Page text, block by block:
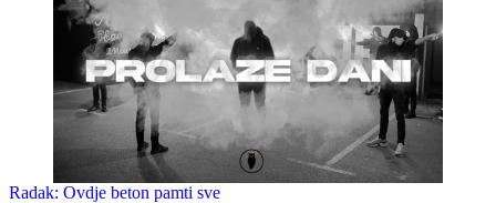
Radak: Ovdje beton pamti sve